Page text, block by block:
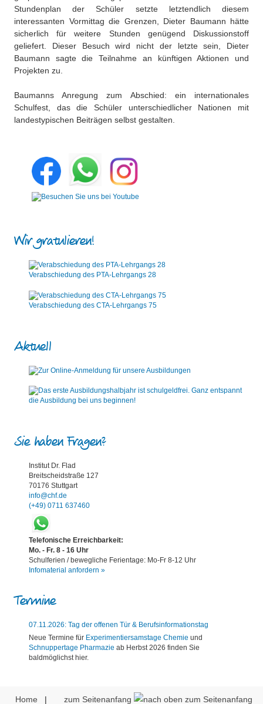
Stundenplan der Schüler setzte letztendlich diesem
interessanten Vormittag die Grenzen, Dieter Baumann hätte
sicherlich für weitere Stunden genügend Diskussionstoff
geliefert. Dieser Besuch wird nicht der letzte sein, Dieter
Baumann sagte die Teilnahme an künftigen Aktionen und
Projekten zu.
Baumanns Anregung zum Abschied: ein internationales
Schulfest, das die Schüler unterschiedlicher Nationen mit
landestypischen Beiträgen selbst gestalten.
Wir gratulieren!
Verabschiedung des PTA-Lehrgangs 28
Verabschiedung des CTA-Lehrgangs 75
Aktuell
Sie haben Fragen?
Institut Dr. Flad
Breitscheidstraße 127
70176 Stuttgart
info@chf.de
(+49) 0711 637460
Telefonische Erreichbarkeit:
Mo. - Fr. 8 - 16 Uhr
Schulferien / bewegliche Ferientage: Mo-Fr 8-12 Uhr
Infomaterial anfordern »
Termine
07.11.2026: Tag der offenen Tür & Berufsinformationstag
Neue Termine für Experimentiersamstage Chemie und
Schnuppertage Pharmazie ab Herbst 2026 finden Sie
baldmöglichst hier.
zum Seitenanfang
Home |